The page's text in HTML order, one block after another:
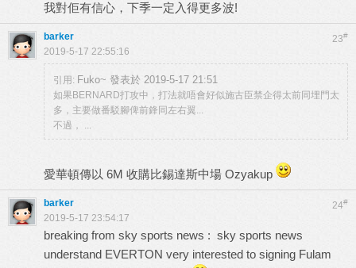
我對佢有信心，下季一定入得更多波!
23#
barker
2019-5-17 22:55:16
引用: Fuko~ 發表於 2019-5-17 21:51
如果BERNARD打攻中，打法就唔會好似施古臣禁企得太前同埋門太
多，主要做番駁腳俾前鋒同左右翼...
不過， ...
愛華頓傳以 6M 收購比錫達斯中場 Ozyakup
24#
barker
2019-5-17 23:54:17
breaking from sky sports news : sky sports news
understand EVERTON very interested to signing Fulam